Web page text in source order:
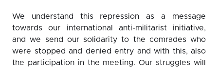
We understand this repression as a message
towards our international anti-militarist initiative,
and we send our solidarity to the comrades who
were stopped and denied entry and with this, also
the participation in the meeting. Our struggles will